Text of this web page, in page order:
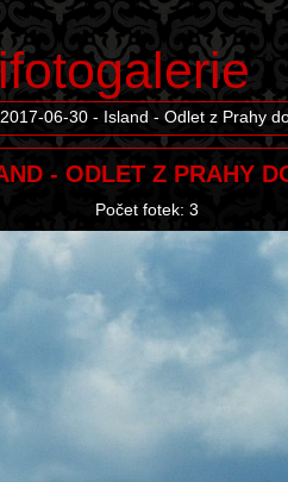
2017-06-30 - Island - Odlet z Prahy
- ODLET Z PRAHY
Počet fotek: 3